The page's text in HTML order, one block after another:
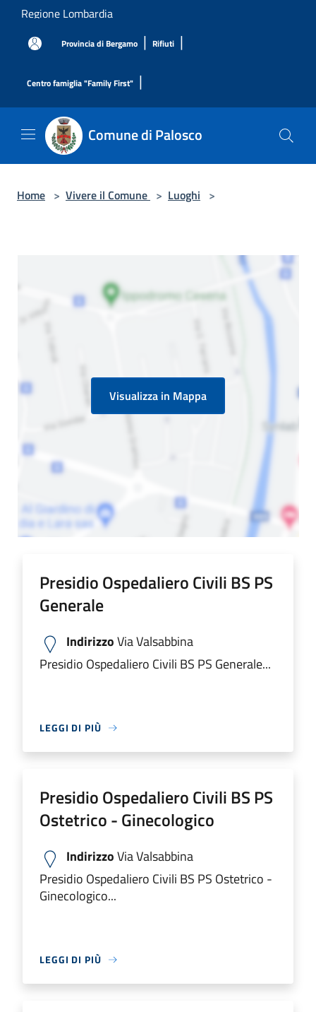
Salta al contenuto principale
Regione Lombardia
Provincia di Bergamo | Rifiuti |
Centro famiglia "Family First" |
Comune di Palosco
Home > Vivere il Comune > Luoghi >
Visualizza in Mappa
Presidio Ospedaliero Civili BS PS
Generale
IndirizzoVia Valsabbina
Presidio Ospedaliero Civili BS PS Generale...
LEGGI DI PIÙ
Presidio Ospedaliero Civili BS PS
Ostetrico - Ginecologico
IndirizzoVia Valsabbina
Presidio Ospedaliero Civili BS PS Ostetrico -
Ginecologico...
LEGGI DI PIÙ